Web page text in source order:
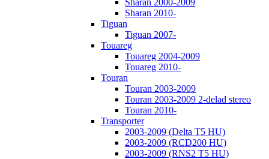
Sharan 2010-
Tiguan
Tiguan 2007-
Touareg
Touareg 2004-2009
Touareg 2010-
Touran
Touran 2003-2009
Touran 2003-2009 2-delad stereo
Touran 2010-
Transporter
2003-2009 (Delta T5 HU)
2003-2009 (RCD200 HU)
2003-2009 (RNS2 T5 HU)